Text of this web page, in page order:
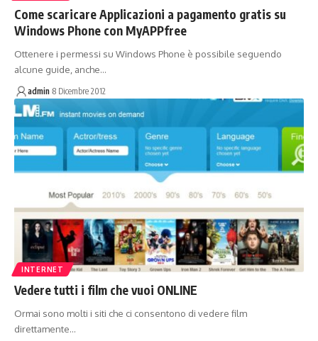
Come scaricare Applicazioni a pagamento gratis su
Windows Phone con MyAPPfree
Ottenere i permessi su Windows Phone è possibile seguendo
alcune guide, anche…
admin 8 Dicembre 2012
INTERNET
Vedere tutti i film che vuoi ONLINE
Ormai sono molti i siti che ci consentono di vedere film
direttamente…